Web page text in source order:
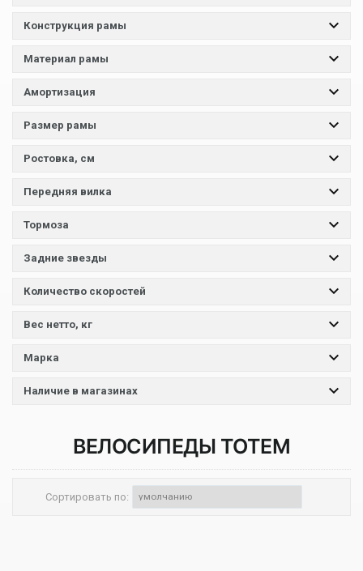
Конструкция рамы
Материал рамы
Амортизация
Размер рамы
Ростовка, см
Передняя вилка
Тормоза
Задние звезды
Количество скоростей
Вес нетто, кг
Марка
Наличие в магазинах
ВЕЛОСИПЕДЫ TOTEM
Сортировать по: